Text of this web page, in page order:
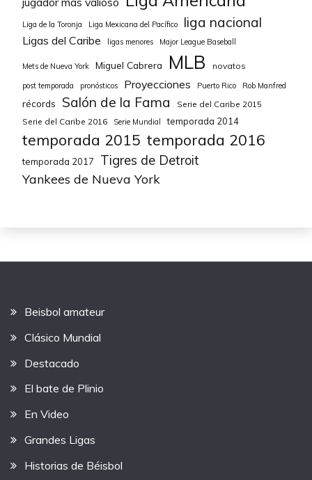
Liga de la Toronja Liga Mexicana del Pacífico liga nacional
Ligas del Caribe ligas menores Major League Baseball
Mets de Nueva York Miguel Cabrera MLB novatos
post temporada pronósticos Proyecciones Puerto Rico Rob Manfred
récords Salón de la Fama
Serie del Caribe 2015
Serie del Caribe 2016
Serie Mundial temporada 2014
temporada 2015 temporada 2016
temporada 2017
Tigres de Detroit
Yankees de Nueva York
Beisbol amateur
Clásico Mundial
Destacado
El bate de Plinio
En Video
Grandes Ligas
Historias de Béisbol